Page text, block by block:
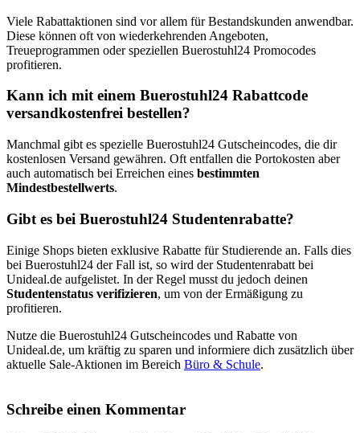
Viele Rabattaktionen sind vor allem für Bestandskunden anwendbar.
Diese können oft von wiederkehrenden Angeboten,
Treueprogrammen oder speziellen Buerostuhl24 Promocodes
profitieren.
Kann ich mit einem Buerostuhl24 Rabattcode
versandkostenfrei bestellen?
Manchmal gibt es spezielle Buerostuhl24 Gutscheincodes, die dir
kostenlosen Versand gewähren. Oft entfallen die Portokosten aber
auch automatisch bei Erreichen eines bestimmten
Mindestbestellwerts.
Gibt es bei Buerostuhl24 Studentenrabatte?
Einige Shops bieten exklusive Rabatte für Studierende an. Falls dies
bei Buerostuhl24 der Fall ist, so wird der Studentenrabatt bei
Unideal.de aufgelistet. In der Regel musst du jedoch deinen
Studentenstatus verifizieren, um von der Ermäßigung zu
profitieren.
Nutze die Buerostuhl24 Gutscheincodes und Rabatte von
Unideal.de, um kräftig zu sparen und informiere dich zusätzlich über
aktuelle Sale-Aktionen im Bereich Büro & Schule.
Schreibe einen Kommentar